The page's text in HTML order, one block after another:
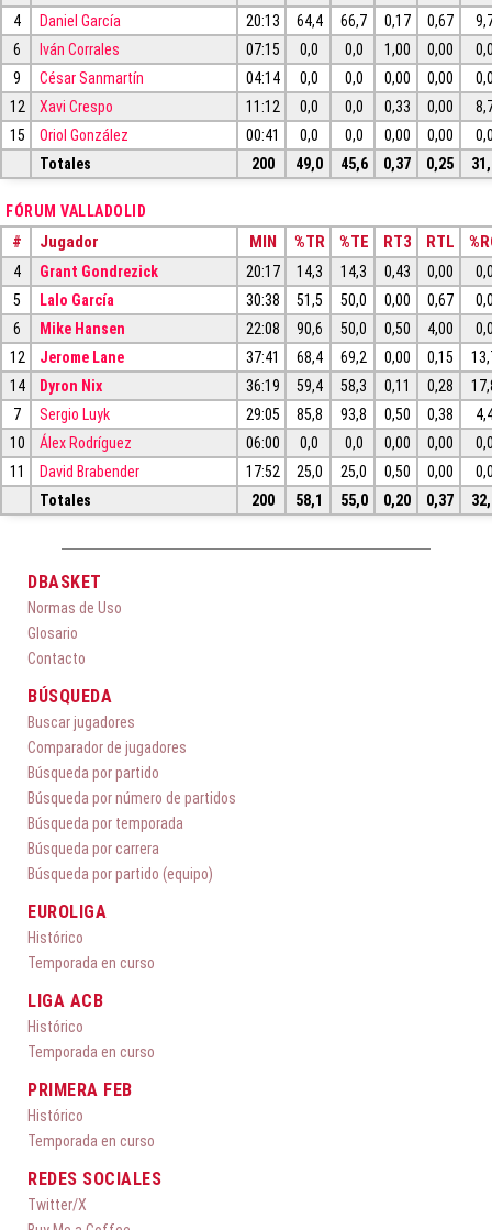
4
Daniel García 20:13 64,4 66,7 0,17 0,67
6
Iván Corrales 07:15 0,0 0,0 1,00 0,00
9
César Sanmartín 04:14 0,0 0,0 0,00 0,00
12
Xavi Crespo 11:12 0,0 0,0 0,33 0,00
15
Oriol González 00:41 0,0 0,0 0,00 0,00
Totales
200 49,0 45,6 0,37 0,25
FÓRUM VALLADOLID
# Jugador MIN %TR %TE RT3 RTL
4 Grant Gondrezick 20:17 14,3 14,3 0,43 0,00
5
Lalo García 30:38 51,5 50,0 0,00 0,67
6
Mike Hansen 22:08 90,6 50,0 0,50 4,00
12
Jerome Lane 37:41 68,4 69,2 0,00 0,15
14
Dyron Nix 36:19 59,4 58,3 0,11 0,28
7
Sergio Luyk 29:05 85,8 93,8 0,50 0,38
10
Álex Rodríguez 06:00 0,0 0,0 0,00 0,00
11
David Brabender 17:52 25,0 25,0 0,50 0,00
Totales
200 58,1 55,0 0,20 0,37
DBASKET
Normas de Uso
Glosario
Contacto
BÚSQUEDA
Buscar jugadores
Comparador de jugadores
Búsqueda por partido
Búsqueda por número de partidos
Búsqueda por temporada
Búsqueda por carrera
Búsqueda por partido (equipo)
EUROLIGA
Histórico
Temporada en curso
LIGA ACB
Histórico
Temporada en curso
PRIMERA FEB
Histórico
Temporada en curso
REDES SOCIALES
Twitter/X